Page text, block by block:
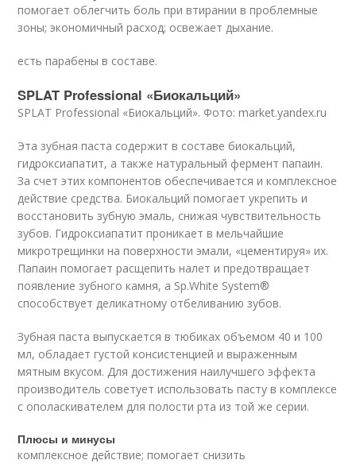
помогает облегчить боль при втирании в проблемные
зоны; экономичный расход; освежает дыхание.
есть парабены в составе.
SPLAT Professional «Биокальций»
SPLAT Professional «Биокальций». Фото: market.yandex.ru
Эта зубная паста содержит в составе биокальций,
гидроксиапатит, а также натуральный фермент папаин.
За счет этих компонентов обеспечивается и комплексное
действие средства. Биокальций помогает укрепить и
восстановить зубную эмаль, снижая чувствительность
зубов. Гидроксиапатит проникает в мельчайшие
микротрещинки на поверхности эмали, «цементируя» их.
Папаин помогает расщепить налет и предотвращает
появление зубного камня, а Sp.White System®
способствует деликатному отбеливанию зубов.
Зубная паста выпускается в тюбиках объемом 40 и 100
мл, обладает густой консистенцией и выраженным
мятным вкусом. Для достижения наилучшего эффекта
производитель советует использовать пасту в комплексе
с ополаскивателем для полости рта из той же серии.
Плюсы и минусы
комплексное действие; помогает снизить